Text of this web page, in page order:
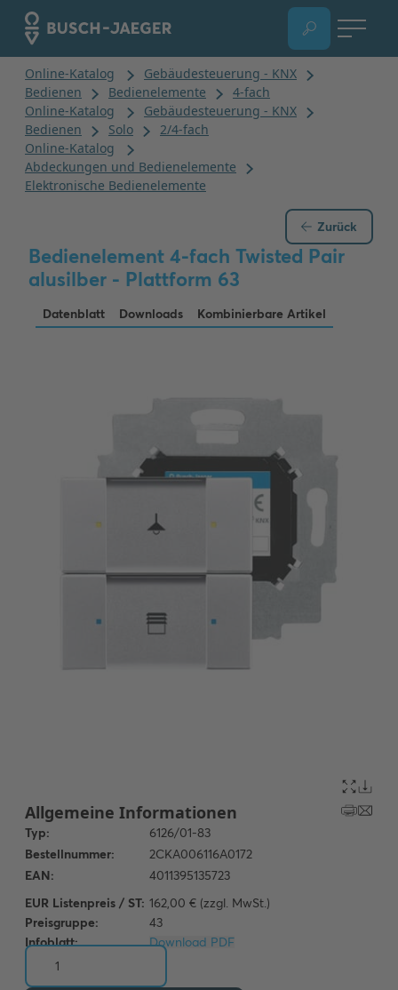
Zurück
Bedienelement 4-fach Twisted Pair
alusilber - Plattform 63
Datenblatt Downloads Kombinierbare Artikel
EUR Listenpreis / ST: 162,00 € (zzgl. MwSt.)
Preisgruppe:
43
Infoblatt:
Download PDF